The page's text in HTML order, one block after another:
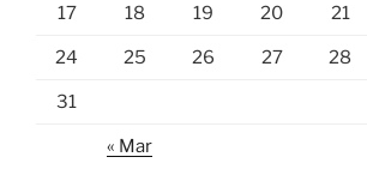
17 18 19 20 21
24 25 26 27 28
31
« Mar